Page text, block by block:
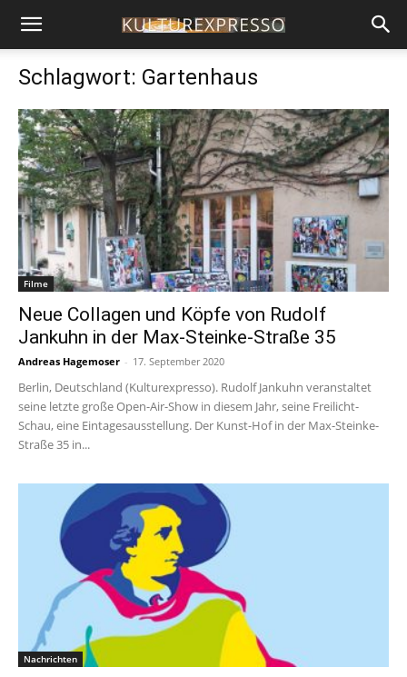
Schlagwort: Gartenhaus
Filme
Neue Collagen und Köpfe von Rudolf
Jankuhn in der Max-Steinke-Straße 35
Andreas Hagemoser - 17. September 2020
Berlin, Deutschland (Kulturexpresso). Rudolf Jankuhn veranstaltet
seine letzte große Open-Air-Show in diesem Jahr, seine Freilicht-
Schau, eine Eintagesausstellung. Der Kunst-Hof in der Max-Steinke-
Straße 35 in...
Nachrichten